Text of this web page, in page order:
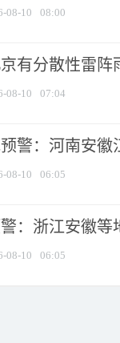
08-10 08:00
有分散性雷
08-10 07:04
警：河南安徽
08-10 06:05
：浙江安徽等
08-10 06:05